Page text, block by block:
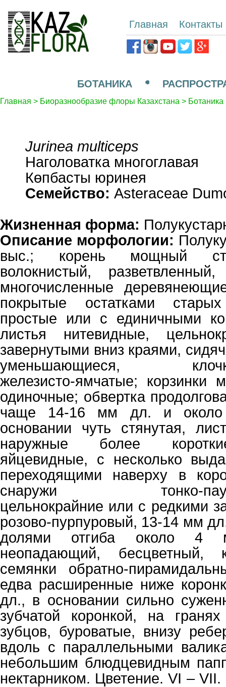
Главная Контакты
БОТАНИКА
Главная > Биоразнообразие флоры Казахстана > Ботаника
Jurinea multiceps
Наголоватка многоглавая
Көпбасты юринея
Семейство: Asteraceae
Жизненная форма:
Описание морфологии:
выс.; корень мощный
волокнистый,
многочисленные
покрытые остатками
простые или с единичными
листья нитевидные,
завернутыми вниз краями,
уменьшающиеся,
железисто-ямчатые; корзинки
одиночные; обвертка
чаще 14-16 мм дл. и
основании чуть стянутая,
наружные более
яйцевидные, с несколько
переходящими наверху в
снаружи тонко-
цельнокрайние или с редкими
розово-пурпуровый, 13-14 мм
долями отгиба около 4
неопадающий, бесцветный,
семянки обратно-
едва расширенные ниже
дл., в основании сильно
зубчатой коронкой, на
зубцов, буроватые, внизу
вдоль с параллельными
небольшим блюдцевидным
нектарником. Цветение. VI –